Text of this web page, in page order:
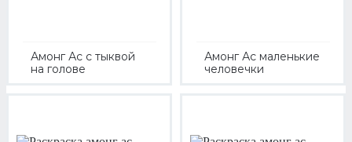
Амонг Ас с тыквой
на голове
Амонг Ас маленькие
человечки